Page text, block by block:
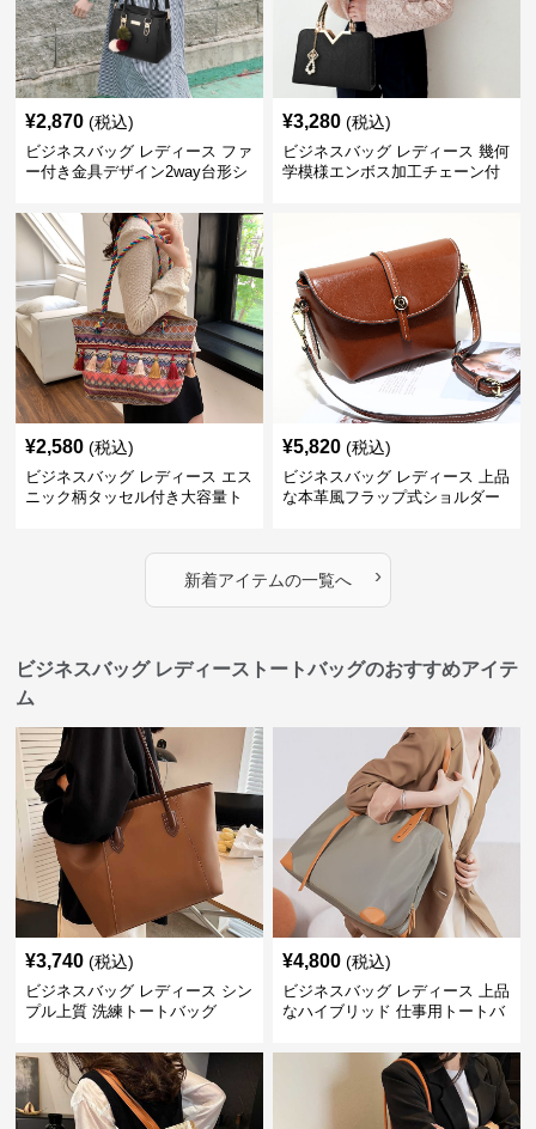
¥2,870 (税込)
ビジネスバッグ レディース ファ
ー付き金具デザイン2way台形シ
¥3,280 (税込)
ビジネスバッグ レディース 幾何
学模様エンボス加工チェーン付
¥2,580 (税込)
ビジネスバッグ レディース エス
ニック柄タッセル付き大容量ト
¥5,820 (税込)
ビジネスバッグ レディース 上品
な本革風フラップ式ショルダー
新着アイテムの一覧へ ›
ビジネスバッグ レディーストートバッグのおすすめアイテ
ム
¥3,740 (税込)
ビジネスバッグ レディース シン
プル上質 洗練トートバッグ
¥4,800 (税込)
ビジネスバッグ レディース 上品
なハイブリッド 仕事用トートバ